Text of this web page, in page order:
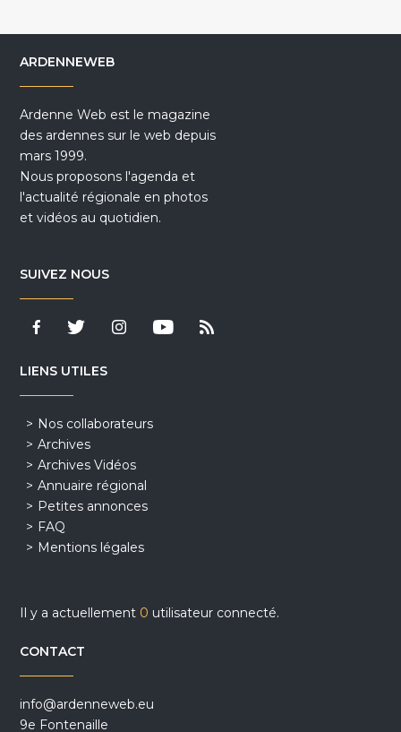
ARDENNEWEB
Ardenne Web est le magazine
des ardennes sur le web depuis
mars 1999.
Nous proposons l'agenda et
l'actualité régionale en photos
et vidéos au quotidien.
SUIVEZ NOUS
LIENS UTILES
Nos collaborateurs
Archives
Archives Vidéos
Annuaire régional
Petites annonces
FAQ
Mentions légales
Il y a actuellement 0 utilisateur connecté.
CONTACT
info@ardenneweb.eu
9e Fontenaille